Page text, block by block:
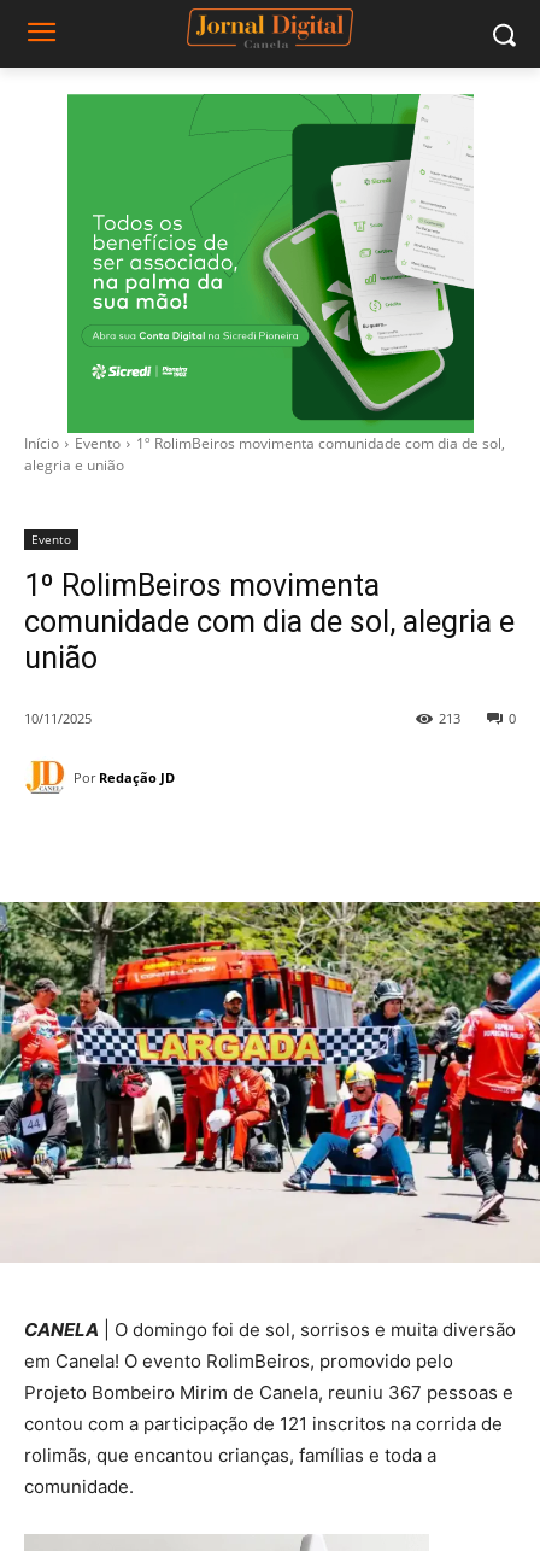
Início Evento
1º RolimBeiros movimenta comunidade com dia de sol,
alegria e união
Evento
1º RolimBeiros movimenta
comunidade com dia de sol, alegria e
união
10/11/2025 0
213
Por Redação JD
CANELA | O domingo foi de sol, sorrisos e muita diversão
em Canela! O evento RolimBeiros, promovido pelo
Projeto Bombeiro Mirim de Canela, reuniu 367 pessoas e
contou com a participação de 121 inscritos na corrida de
rolimãs, que encantou crianças, famílias e toda a
comunidade.